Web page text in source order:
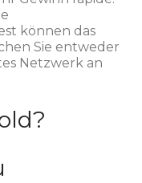
können das
Sie entweder
Netzwerk an